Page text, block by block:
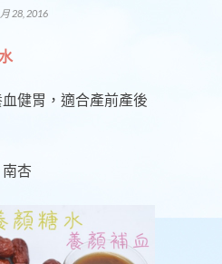
28, 2016
健胃，適合產前產後
杏